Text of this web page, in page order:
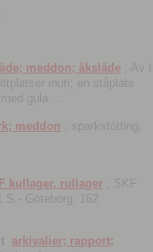
meddon; åksläde ; Av
inuti; en ståplats
gula ...
meddon ; sparkstötting,
kullager, rullager ; SKF
S.- Göteborg, 162
arkivalier; rapport;